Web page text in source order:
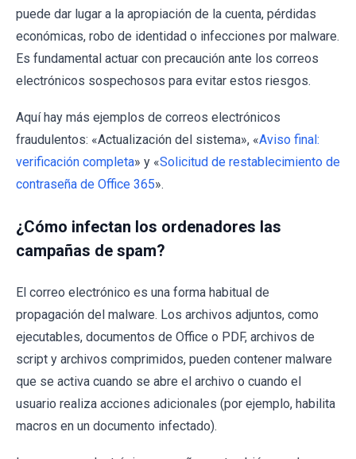
puede dar lugar a la apropiación de la cuenta, pérdidas
económicas, robo de identidad o infecciones por malware.
Es fundamental actuar con precaución ante los correos
electrónicos sospechosos para evitar estos riesgos.
Aquí hay más ejemplos de correos electrónicos
fraudulentos: «Actualización del sistema», «Aviso final:
verificación completa» y «Solicitud de restablecimiento de
contraseña de Office 365».
¿Cómo infectan los ordenadores las
campañas de spam?
El correo electrónico es una forma habitual de
propagación del malware. Los archivos adjuntos, como
ejecutables, documentos de Office o PDF, archivos de
script y archivos comprimidos, pueden contener malware
que se activa cuando se abre el archivo o cuando el
usuario realiza acciones adicionales (por ejemplo, habilita
macros en un documento infectado).